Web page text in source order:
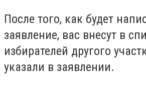
После того, как будет
заявление, вас внесут в
избирателей другого
указали в заявлении.